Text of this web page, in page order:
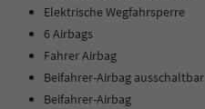
Elektrische Wegfahrsperre
6 Airbags
Fahrer Airbag
Beifahrer-Airbag ausschaltbar
Beifahrer-Airbag